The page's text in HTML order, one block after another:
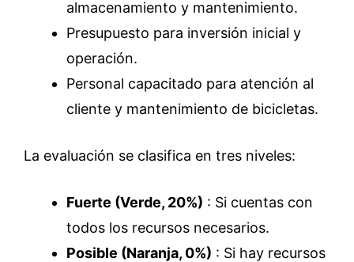
almacenamiento y mantenimiento.
Presupuesto para inversión inicial y
operación.
Personal capacitado para atención al
cliente y mantenimiento de bicicletas.
La evaluación se clasifica en tres niveles:
Fuerte (Verde, 20%) : Si cuentas con
todos los recursos necesarios.
Posible (Naranja, 0%) : Si hay recursos